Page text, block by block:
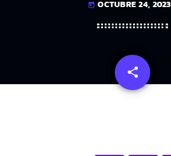
today OCTUBRE 24, 2023
share
email